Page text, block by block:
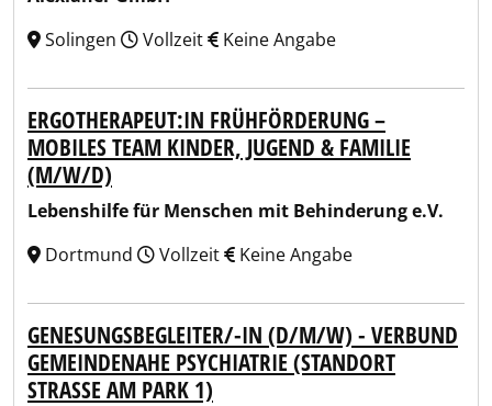
Solingen
Vollzeit Keine Angabe
ERGOTHERAPEUT:IN FRÜHFÖRDERUNG –
MOBILES TEAM KINDER, JUGEND & FAMILIE
(M/W/D)
Lebenshilfe für Menschen mit Behinderung e.V.
Dortmund
Vollzeit Keine Angabe
GENESUNGSBEGLEITER/-IN (D/M/W) - VERBUND
GEMEINDENAHE PSYCHIATRIE (STANDORT
STRASSE AM PARK 1)